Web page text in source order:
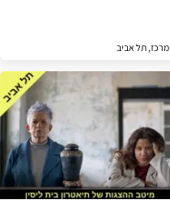
מרכז, תל אביב